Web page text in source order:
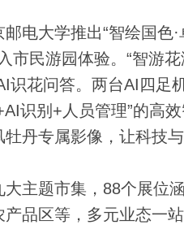
大学推出“智绘国色·
民游园体验。“智游
识花问答。两台AI四足
识别+人员管理”的高
丹专属影像，让科技与
题市集，88个展位涵
品区等，多元业态一